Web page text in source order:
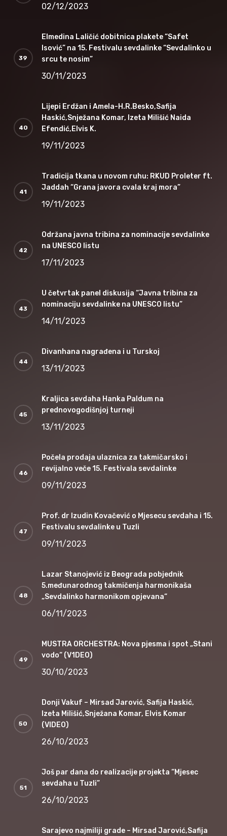
02/12/2023
Elmedina Laličić dobitnica plakete “Safet
Isović” na 15. Festivalu sevdalinke “Sevdalinko u
srcu te nosim”
30/11/2023
Lijepi Erdžan i Amela-H.R.Besko,Safija
Haskić,Snježana Komar, Izeta Milišić Naida
Efendić,Elvis K.
19/11/2023
Tradicija tkana u novom ruhu: RKUD Proleter ft.
Jaddah “Grana javora cvala kraj mora”
19/11/2023
Održana javna tribina za nominacije sevdalinke
na UNESCO listu
17/11/2023
U četvrtak panel diskusija “Javna tribina za
nominaciju sevdalinke na UNESCO listu”
14/11/2023
Divanhana nagrađena i u Turskoj
13/11/2023
Kraljica sevdaha Hanka Paldum na
prednovogodišnjoj turneji
13/11/2023
Počela prodaja ulaznica za takmičarsko i
revijalno veče 15. Festivala sevdalinke
09/11/2023
Prof. dr Izudin Kovačević o Mjesecu sevdaha i 15.
Festivalu sevdalinke u Tuzli
09/11/2023
Lazar Stanojević iz Beograda pobjednik
5.međunarodnog takmičenja harmonikaša
„Sevdalinko harmonikom opjevana“
06/11/2023
MUSTRA ORCHESTRA: Nova pjesma i spot „Stani
vodo“ (V1DEO)
30/10/2023
Donji Vakuf – Mirsad Jarović, Safija Haskić,
Izeta Milišić,Snježana Komar, Elvis Komar
(VIDEO)
26/10/2023
Još par dana do realizacije projekta “Mjesec
sevdaha u Tuzli”
26/10/2023
Sarajevo najmiliji grade – Mirsad Jarović,Safija